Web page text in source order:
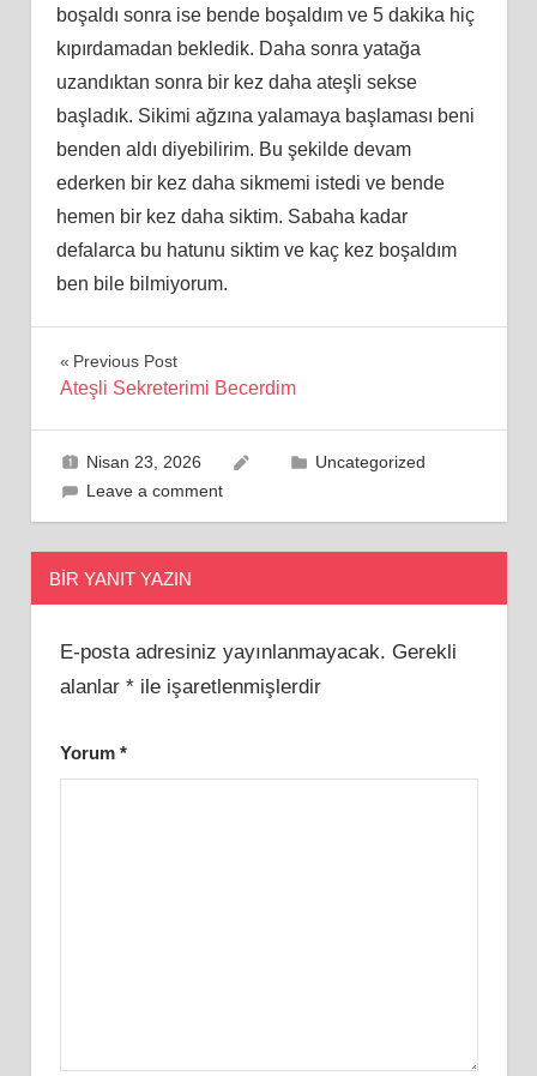
boşaldı sonra ise bende boşaldım ve 5 dakika hiç
kıpırdamadan bekledik. Daha sonra yatağa
uzandıktan sonra bir kez daha ateşli sekse
başladık. Sikimi ağzına yalamaya başlaması beni
benden aldı diyebilirim. Bu şekilde devam
ederken bir kez daha sikmemi istedi ve bende
hemen bir kez daha siktim. Sabaha kadar
defalarca bu hatunu siktim ve kaç kez boşaldım
ben bile bilmiyorum.
Yazı
Previous Post
Ateşli Sekreterimi Becerdim
Nisan 23, 2026
Uncategorized
Leave a comment
BIR YANIT YAZIN
E-posta adresiniz yayınlanmayacak. Gerekli
alanlar *ile işaretlenmişlerdir
Yorum *